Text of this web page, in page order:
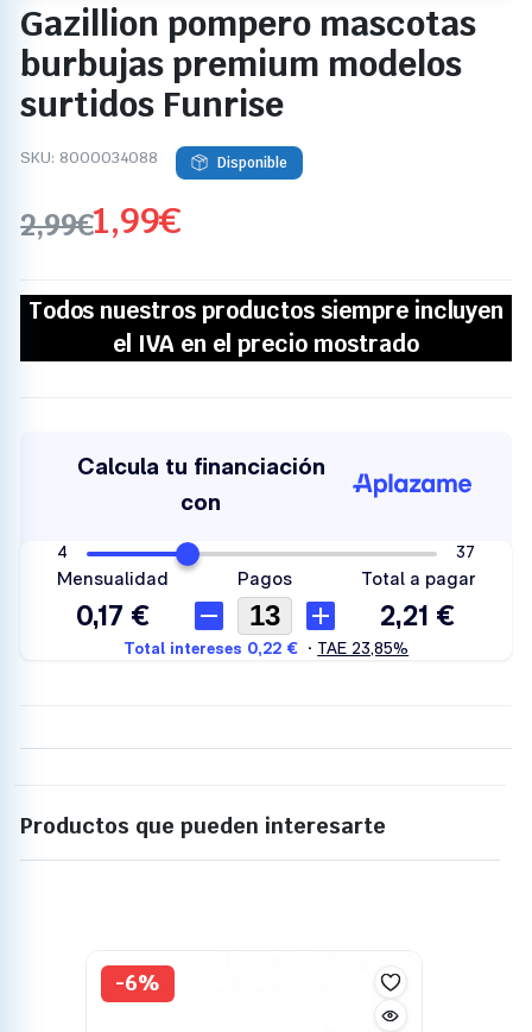
Gazillion pompero mascotas
burbujas premium modelos
surtidos Funrise
SKU: 8000034088 Disponible
2,99€1,99€
Productos que pueden interesarte
-6%